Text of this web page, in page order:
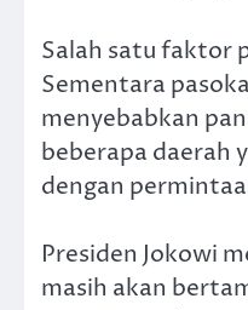
Salah satu faktor
Sementara
menyebabkan
beberapa daerah
dengan
Presiden Jokowi
masih akan